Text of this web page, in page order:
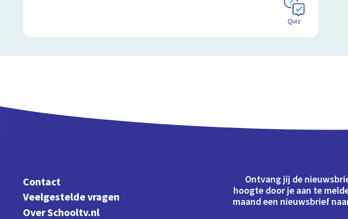
Quiz
Contact
Veelgestelde vragen
Over Schooltv.nl
Ontvang jij de
hoogte door je aan te
maand een nieuwsbrief